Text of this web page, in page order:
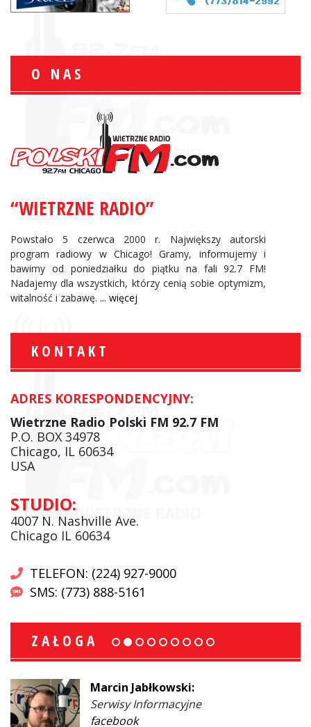
O NAS
“WIETRZNE RADIO”
Powstało 5 czerwca 2000 r. Największy autorski
program radiowy w Chicago! Gramy, informujemy i
bawimy od poniedziałku do piątku na fali 92.7 FM!
Nadajemy dla wszystkich, którzy cenią sobie optymizm,
witalność i zabawę. ... więcej
KONTAKT
ADRES KORESPONDENCYJNY:
Wietrzne Radio Polski FM 92.7 FM
P.O. BOX 34978
Chicago, IL 60634
USA
STUDIO:
4007 N. Nashville Ave.
Chicago IL 60634
TELEFON: (224) 927-9000
SMS: (773) 888-5161
ZAŁOGA
Marcin Jabłkowski:
Serwisy Informacyjne
facebook